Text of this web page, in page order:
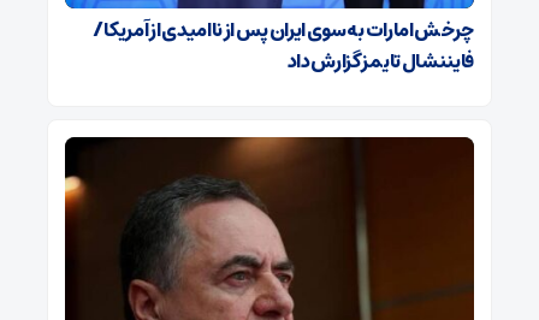
چرخش امارات به سوی ایران پس از ناامیدی از آمریکا /
فایننشال تایمز گزارش داد